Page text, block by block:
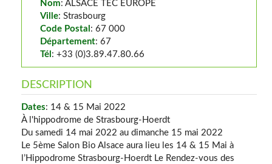
Nom: ALSACE TEC EUROPE
Ville: Strasbourg
Code Postal : 67 000
Département: 67
Tél : +33 (0)3.89.47.80.66
DESCRIPTION
Dates: 14 & 15 Mai 2022
À l'hippodrome de Strasbourg-Hoerdt
Du samedi 14 mai 2022 au dimanche 15 mai 2022
Le 5ème Salon Bio Alsace aura lieu les 14 & 15 Mai à
l’Hippodrome Strasbourg-Hoerdt Le Rendez-vous des